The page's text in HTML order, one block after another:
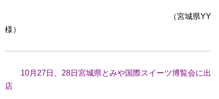
（宮城県YY
様）
10月27日、28日宮城県とみや国際スイーツ博覧会に出
店